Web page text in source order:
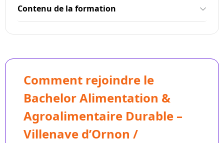
Contenu de la formation
Comment rejoindre le
Bachelor Alimentation &
Agroalimentaire Durable –
Villenave d’Ornon /